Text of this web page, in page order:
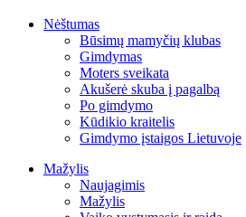
Nėštumas
Būsimų mamyčių klubas
Gimdymas
Moters sveikata
Akušerė skuba į pagalbą
Po gimdymo
Kūdikio kraitelis
Gimdymo įstaigos Lietuvoje
Mažylis
Naujagimis
Mažylis